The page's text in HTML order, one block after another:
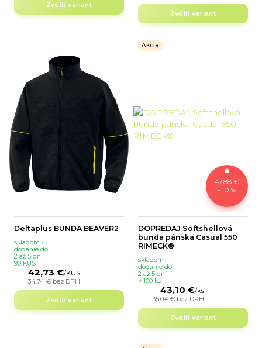
Zvoliť variant
Zvoliť variant
Deltaplus BUNDA BEAVER2
42,73 €/KUS
34,74 € bez DPH
skladom -
dodanie do
2 až 5 dní
90 KUS
Zvoliť variant
Akcia
47,88 €
- 10 %
DOPREDAJ Softshellová
bunda pánska Casual 550
RIMECK®
43,10 €/ks
35,04 € bez DPH
skladom -
dodanie do
2 až 5 dní
> 100 ks
Zvoliť variant